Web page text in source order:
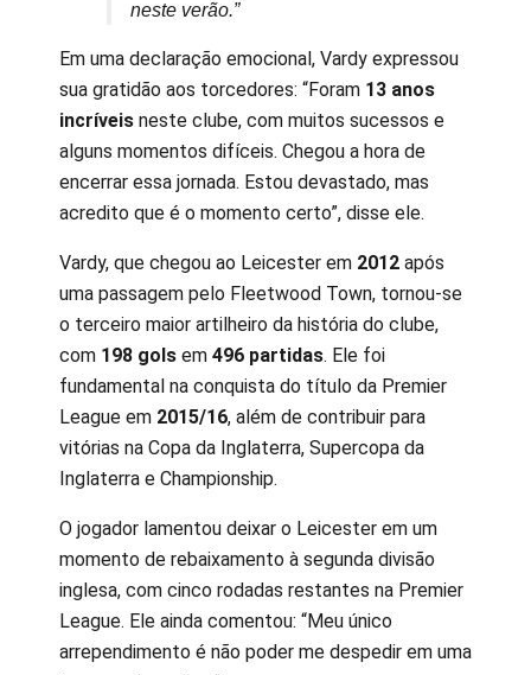
neste verão.”
Em uma declaração emocional, Vardy expressou
sua gratidão aos torcedores: “Foram 13 anos
incríveis neste clube, com muitos sucessos e
alguns momentos difíceis. Chegou a hora de
encerrar essa jornada. Estou devastado, mas
acredito que é o momento certo”, disse ele.
Vardy, que chegou ao Leicester em 2012 após
uma passagem pelo Fleetwood Town, tornou-se
o terceiro maior artilheiro da história do clube,
com 198 gols em 496 partidas. Ele foi
fundamental na conquista do título da Premier
League em 2015/16, além de contribuir para
vitórias na Copa da Inglaterra, Supercopa da
Inglaterra e Championship.
O jogador lamentou deixar o Leicester em um
momento de rebaixamento à segunda divisão
inglesa, com cinco rodadas restantes na Premier
League. Ele ainda comentou: “Meu único
arrependimento é não poder me despedir em uma